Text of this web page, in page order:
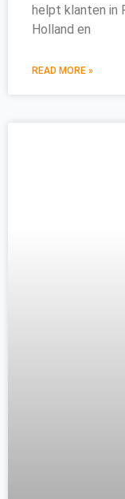
helpt klanten in
Holland en
READ MORE »